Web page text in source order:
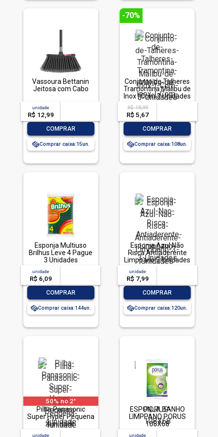
Vassoura Bettanin
Jeitosa com Cabo
unidade
R$ 12,99
COMPRAR
Comprar caixa:15
-70%
Conjunto de Talheres
Tramontina Malibu de
Inox | Com 3 Unidades
R$ 18,99
R$ 5,67
COMPRAR
Comprar caixa:108
Esponja Multiuso
Brilhus Leve 4 Pague
3 Unidades
unidade
R$ 6,09
COMPRAR
Comprar caixa:144
Esponja Azul Não
Risca Antiaderente
Limppano 3 Unidades
unidade
R$ 7,99
COMPRAR
Comprar caixa:120
50% no 2°
Pilha Panasonic
Super Hyper Pequena
4unidade
unidade
ESPONJA BANHO
LIMPPANO PORUS
108X68
unidade